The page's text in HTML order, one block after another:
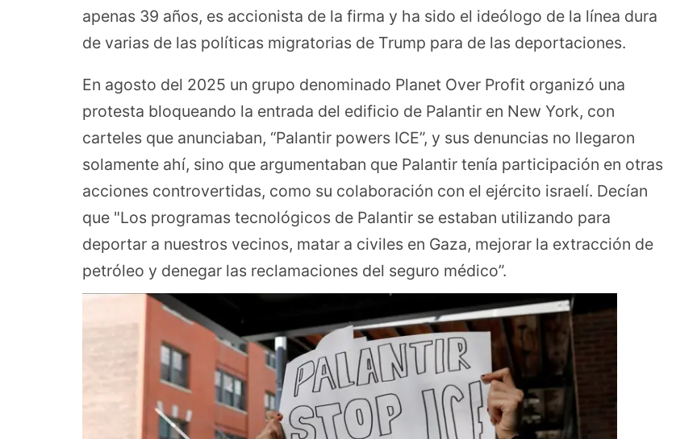
apenas 39 años, es accionista de la firma y ha sido el ideólogo de la línea dura
de varias de las políticas migratorias de Trump para de las deportaciones.
En agosto del 2025 un grupo denominado Planet Over Profit organizó una
protesta bloqueando la entrada del edificio de Palantir en New York, con
carteles que anunciaban, “Palantir powers ICE”, y sus denuncias no llegaron
solamente ahí, sino que argumentaban que Palantir tenía participación en otras
acciones controvertidas, como su colaboración con el ejército israelí. Decían
que "Los programas tecnológicos de Palantir se estaban utilizando para
deportar a nuestros vecinos, matar a civiles en Gaza, mejorar la extracción de
petróleo y denegar las reclamaciones del seguro médico”.